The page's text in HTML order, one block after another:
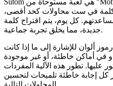
Sutom هي لعبة مستوحاة من "Motus" تقدم تحديًا يوميًا للمفردات.
كلمة في ست محاولات كحد أقصى،
كل يوم، يتم اقتراح كلمة
جديدة، مما يخلق تجربة جماعية.
ألوان للإشارة إلى ما إذا كانت
في أماكن خاطئة، أو غير موجودة
عليها. تطور هذه الآلية المفردات
كل إجابة خاطئة تلميحات لتحسين
المحاولات التالية.